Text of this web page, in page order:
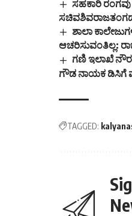
ಸಹಕಾರಿ
ಶಾಲಾ
ಆಚರಿಸುವಂತಿಲ್ಲ:
ಗಣಿ ಇಲಾಖೆ
ಗೌಡ ನಾಯಕ ಡಿಸಿಗೆ
TAGGED: